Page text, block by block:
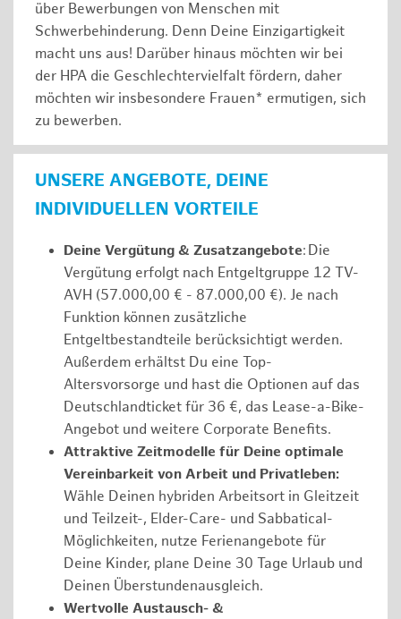
über Bewerbungen von Menschen mit
Schwerbehinderung. Denn Deine Einzigartigkeit
macht uns aus! Darüber hinaus möchten wir bei
der HPA die Geschlechtervielfalt fördern, daher
möchten wir insbesondere Frauen* ermutigen, sich
zu bewerben.
UNSERE ANGEBOTE, DEINE
INDIVIDUELLEN VORTEILE
Deine Vergütung & Zusatzangebote: Die
Vergütung erfolgt nach Entgeltgruppe 12 TV-
AVH (57.000,00 € - 87.000,00 €). Je nach
Funktion können zusätzliche
Entgeltbestandteile berücksichtigt werden.
Außerdem erhältst Du eine Top-
Altersvorsorge und hast die Optionen auf das
Deutschlandticket für 36 €, das Lease-a-Bike-
Angebot und weitere Corporate Benefits.
Attraktive Zeitmodelle für Deine optimale
Vereinbarkeit von Arbeit und Privatleben:
Wähle Deinen hybriden Arbeitsort in Gleitzeit
und Teilzeit-, Elder-Care- und Sabbatical-
Möglichkeiten, nutze Ferienangebote für
Deine Kinder, plane Deine 30 Tage Urlaub und
Deinen Überstundenausgleich.
Wertvolle Austausch- &